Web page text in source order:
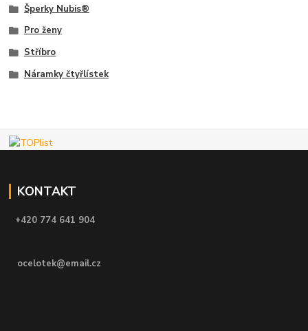
Šperky Nubis®
Pro ženy
Stříbro
Náramky čtyřlístek
KONTAKT
+420 774 641 904
ocelotek@email.cz